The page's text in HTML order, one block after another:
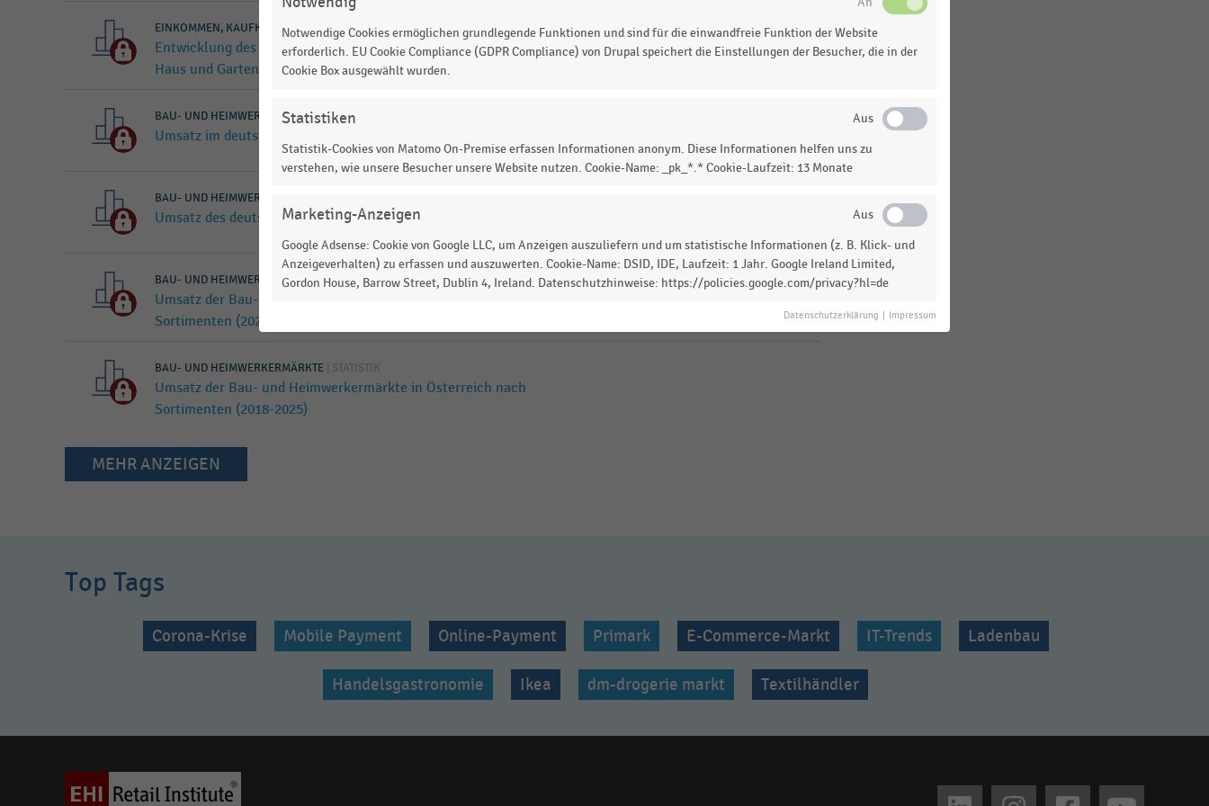
EINKOMMEN, KAUFKRAFT, KONSUM, LEBENSBEDINGUNGEN |STATISTIK
Entwicklung des Verbraucherpreisindex für Werkzeuge und Geräte für
Haus und Garten (2015-2025)
BAU- UND HEIMWERKERMÄRKTE|STATISTIK
Umsatz im deutschen DIY-Markt nach Betriebsformen (2025)
BAU- UND HEIMWERKERMÄRKTE
Umsatz des deutschen DIY-Kernmarktes (2015-2025)
BAU- UND HEIMWERKERMÄRKTE |STATISTIK
Umsatz der Bau- und Heimwerkermärkte in Österreich nach
Sortimenten (2023-2025)
BAU- UND HEIMWERKERMÄRKTE STATISTIK
Umsatz der Bau- und Heimwerkermärkte in Österreich nach
Sortimenten (2018-2025)
MEHR ANZEIGEN
Top Tags
Corona-Krise Mobile Payment Online-Payment Primark E-Commerce-Markt IT-Trends Ladenbau
Handelsgastronomie Ikea dm-drogerie markt Textilhändler
Notwendige Cookies ermöglichen grundlegende Funktionen und sind für die einwandfreie Funktion der Website
erforderlich. EU Cookie Compliance (GDPR Compliance) von Drupal speichert die Einstellungen der Besucher, die in der
Cookie Box ausgewählt wurden.
Statistiken
Statistik-Cookies von Matomo On-Premise erfassen Informationen anonym. Diese Informationen helfen uns zu
verstehen, wie unsere Besucher unsere Website nutzen. Cookie-Name: _pk_*.* Cookie-Laufzeit: 13 Monate
Marketing-Anzeigen
Google Adsense: Cookie von Google LLC, um Anzeigen auszuliefern und um statistische Informationen (z. B. Klick- und
Anzeigeverhalten) zu erfassen und auszuwerten. Cookie-Name: DSID, IDE, Laufzeit: 1 Jahr. Google Ireland Limited,
Gordon House, Barrow Street, Dublin 4, Ireland. Datenschutzhinweise: https://policies.google.com/privacy?hl=de
Datenschutzerklärung Impressum